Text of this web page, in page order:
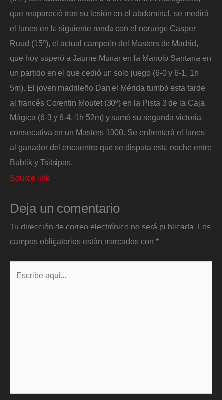
que reapareció tras su lesión en el abdominal, se medirá
el lunes en la siguiente ronda con el noruego Casper
Ruud (15º), el actual campeón del Masters de Madrid,
que hoy superó a Jaume Munar en la Manolo Santana en
un partido en el que cedió un solo juego (6-0 y 6-1, 1h
5m). El joven madrileño Daniel Mérida tumbó esta tarde
al francés Corentin Moutet (30º) en la Pista 3 de la Caja
Mágica (6-3 y 6-4, 1h 52m) y sumó su segunda victoria
consecutiva en un Masters 1000. Se enfrentará el lunes
al ganador del encuentro que se disputa esta noche entre
Bublik y Tsitsipas.
Source link
Deja un comentario
Tu dirección de correo electrónico no será publicada.
Los
campos obligatorios están marcados con *